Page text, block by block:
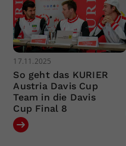
17.11.2025
So geht das KURIER
Austria Davis Cup
Team in die Davis
Cup Final 8